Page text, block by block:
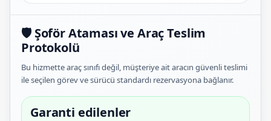
🛡️ Şoför Ataması ve Araç Teslim
Protokolü
Bu hizmette araç sınıfı değil, müşteriye ait aracın güvenli teslimi
ile seçilen görev ve sürücü standardı rezervasyona bağlanır.
Garanti edilenler